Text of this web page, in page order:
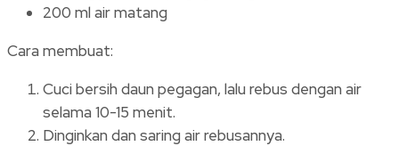
200 ml air matang
Cara membuat:
Cuci bersih daun pegagan, lalu rebus dengan air
selama 10-15 menit.
Dinginkan dan saring air rebusannya.